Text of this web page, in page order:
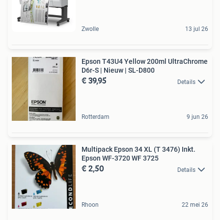
Zwolle 13 jul 26
Epson T43U4 Yellow 200ml UltraChrome
D6r-S | Nieuw | SL-D800
€ 39,95 Details
Rotterdam 9 jun 26
Multipack Epson 34 XL (T 3476) Inkt.
Epson WF-3720 WF 3725
€ 2,50 Details
Rhoon 22 mei 26